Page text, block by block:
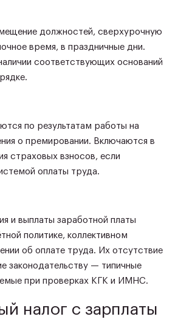
должностей, сверхурочную
время, в праздничные дни.
соответствующих оснований
по результатам работы на
о премировании. Включаются в
страховых взносов, если
оплаты труда.
и выплаты заработной платы
политике, коллективном
об оплате труда. Их отсутствие
законодательству — типичные
при проверках КГК и ИМНС.
налог с зарплаты